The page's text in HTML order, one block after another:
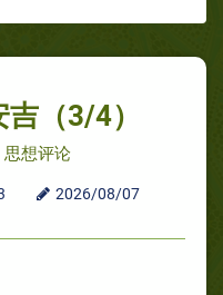
（3/4）
思想评论
2026/08/07